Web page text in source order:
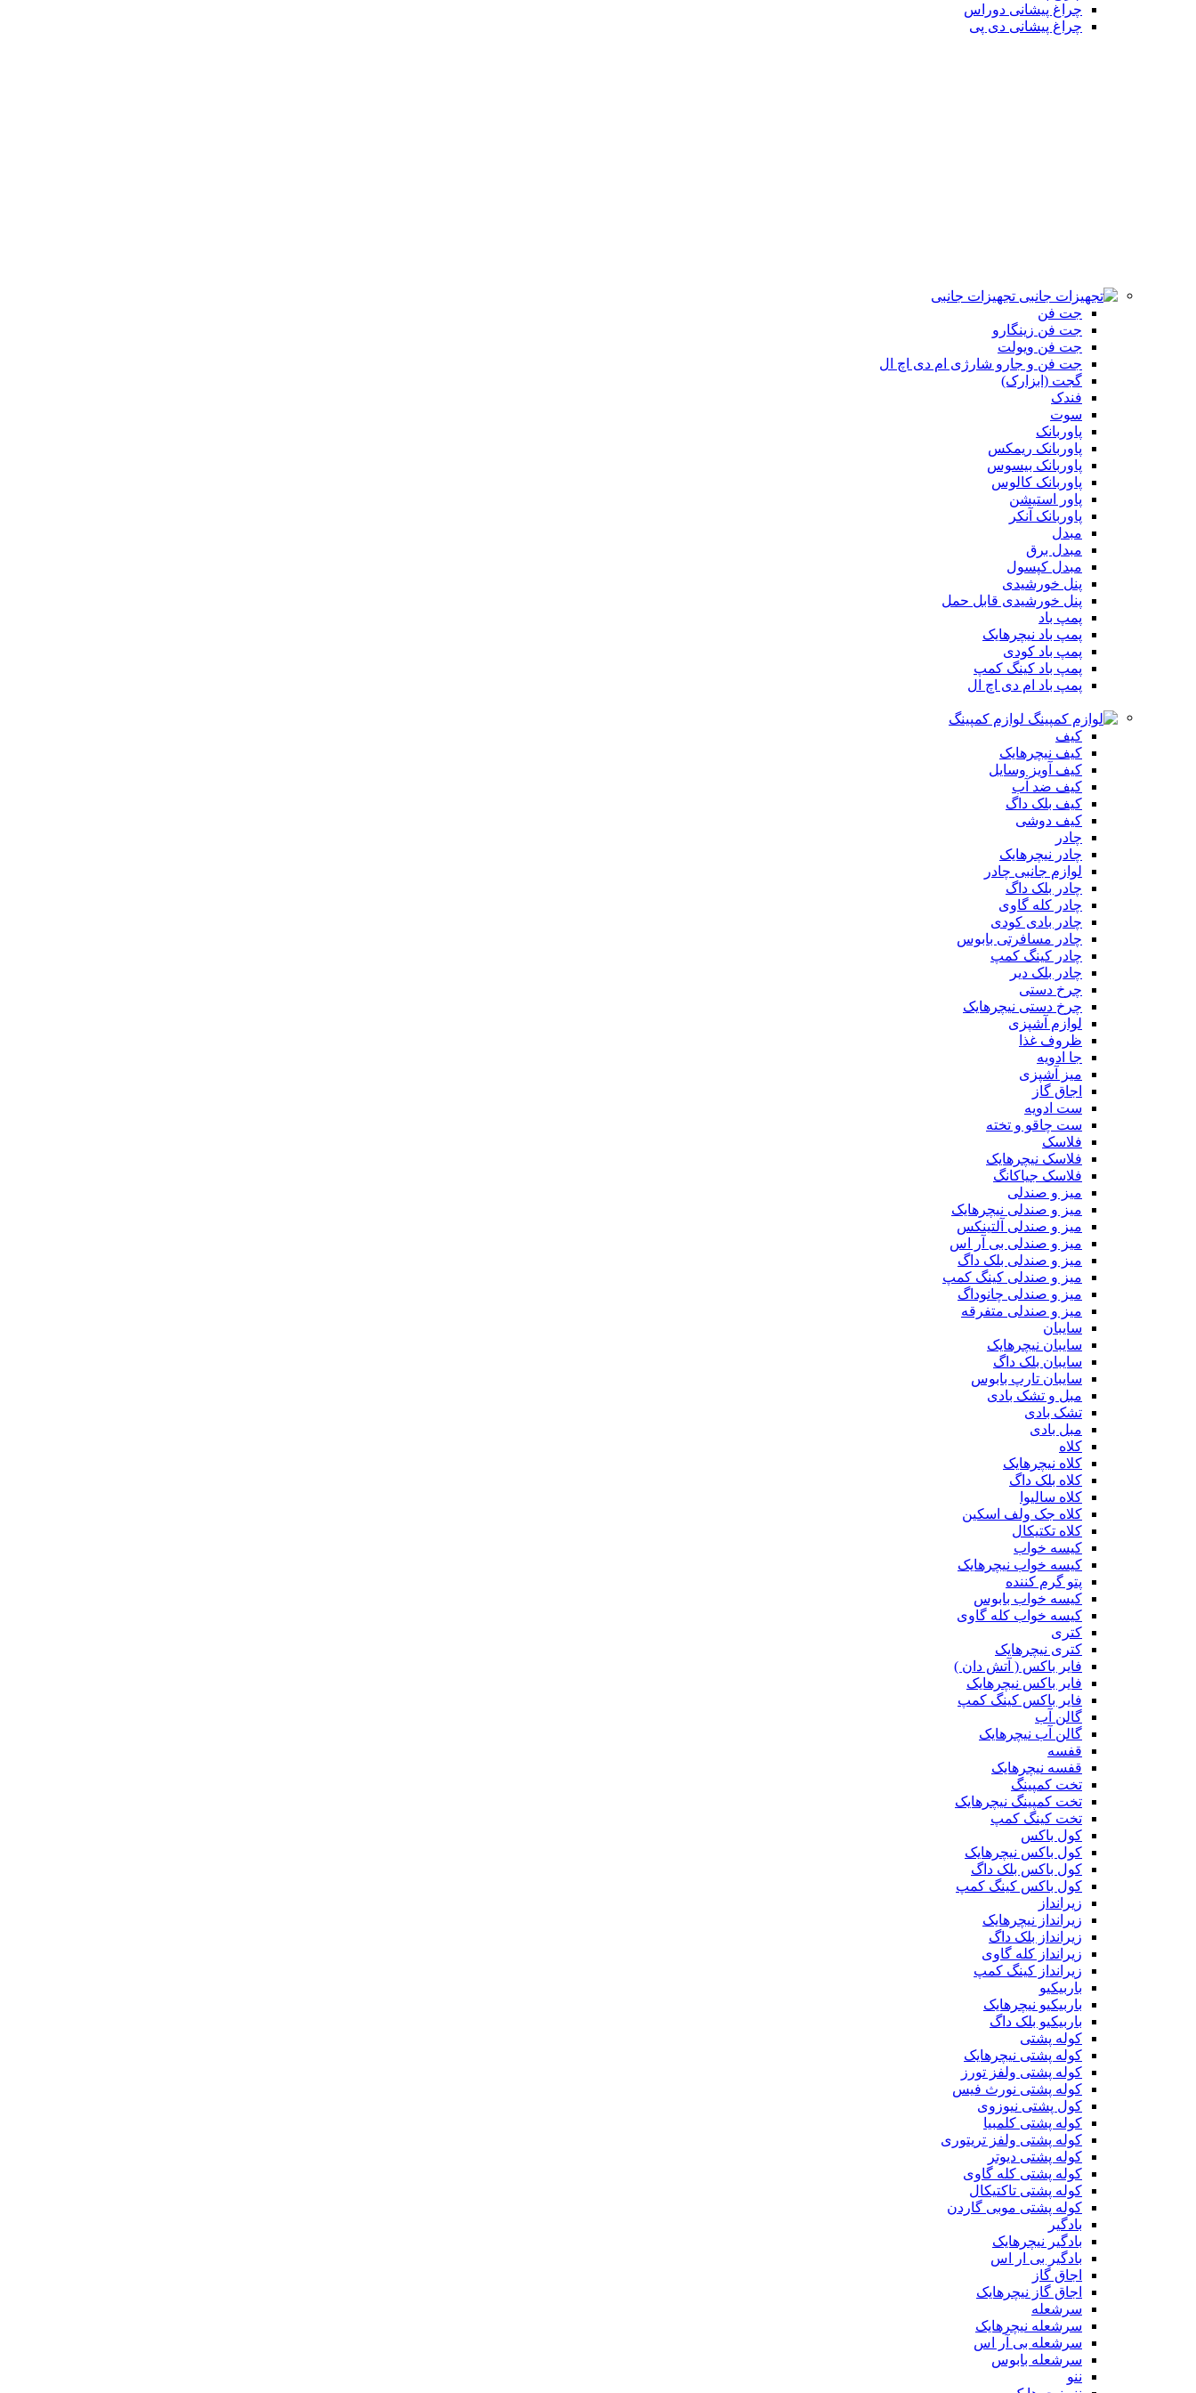
چراغ پیشانی دوراس
چراغ پیشانی دی پی
تجهیزات جانبی
جت فن
جت فن زینگارو
جت فن ویولت
جت فن و جارو شارژی ام دی اچ ال
گجت (ابزارک)
فندک
سوت
پاوربانک
پاوربانک ریمکس
پاوربانک بیسوس
پاوربانک کالوس
پاور استیشن
پاوربانک آنکر
مبدل
مبدل برق
مبدل کپسول
پنل خورشیدی
پنل خورشیدی قابل حمل
پمپ باد
پمپ باد نیچرهایک
پمپ باد کودی
پمپ باد کینگ کمپ
پمپ باد ام دی اچ ال
لوازم کمپینگ
کیف
کیف نیچرهایک
کیف آویز وسایل
کیف ضد آب
کیف بلک داگ
کیف دوشی
چادر
چادر نیچرهایک
لوازم جانبی چادر
چادر بلک داگ
چادر کله گاوی
چادر بادی کودی
چادر مسافرتی بابوس
چادر کینگ کمپ
چادر بلک دیر
چرخ دستی
چرخ دستی نیچرهایک
لوازم آشپزی
ظروف غذا
جا ادویه
میز آشپزی
اجاق گاز
ست ادویه
ست چاقو و تخته
فلاسک
فلاسک نیچرهایک
فلاسک جیاکانگ
میز و صندلی
میز و صندلی نیچرهایک
میز و صندلی آلتینکس
میز و صندلی بی آر اس
میز و صندلی بلک داگ
میز و صندلی کینگ کمپ
میز و صندلی چانوداگ
میز و صندلی متفرقه
سایبان
سایبان نیچرهایک
سایبان بلک داگ
سایبان تارپ بابوس
مبل و تشک بادی
تشک بادی
مبل بادی
کلاه
کلاه نیچرهایک
کلاه بلک داگ
کلاه سالیوا
کلاه جک‌ ولف‌ اسکین
کلاه تکتیکال
کیسه خواب
کیسه خواب نیچرهایک
پتو گرم کننده
کیسه خواب بابوس
کیسه خواب کله گاوی
کتری
کتری نیچرهایک
فایر باکس ( آتش دان )
فایر باکس نیچرهایک
فایر باکس کینگ کمپ
گالن آب
گالن آب نیچرهایک
قفسه
قفسه نیچرهایک
تخت کمپینگ
تخت کمپینگ نیچرهایک
تخت کینگ کمپ
کول باکس
کول باکس نیچرهایک
کول باکس بلک داگ
کول باکس کینگ کمپ
زیرانداز
زیرانداز نیچرهایک
زیرانداز بلک داگ
زیرانداز کله گاوی
زیرانداز کینگ کمپ
باربیکیو
باربیکیو نیچرهایک
باربیکیو بلک داگ
کوله پشتی
کوله پشتی نیچرهایک
کوله پشتی ولفز تورز
کوله پشتی نورث فیس
کول پشتی نیوزوی
کوله پشتی کلمبیا
کوله پشتی ولفز تریتوری
کوله پشتی دیوتر
کوله پشتی کله گاوی
کوله پشتی تاکتیکال
کوله پشتی موبی گاردن
بادگیر
بادگیر نیچرهایک
بادگیر بی ار اس
اجاق گاز
اجاق گاز نیچرهایک
سرشعله
سرشعله نیچرهایک
سرشعله بی آر اس
سرشعله بابوس
ننو